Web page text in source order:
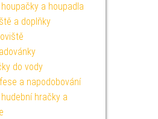
a houpadla
a doplňky
do vody
a napodobování
hračky a